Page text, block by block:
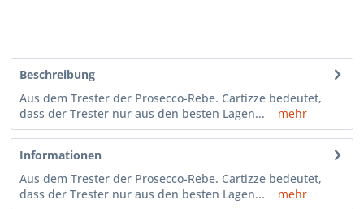
Beschreibung
Aus dem Trester der Prosecco-Rebe. Cartizze bedeutet,
dass der Trester nur aus den besten Lagen...
mehr
Informationen
Aus dem Trester der Prosecco-Rebe. Cartizze bedeutet,
dass der Trester nur aus den besten Lagen...
mehr